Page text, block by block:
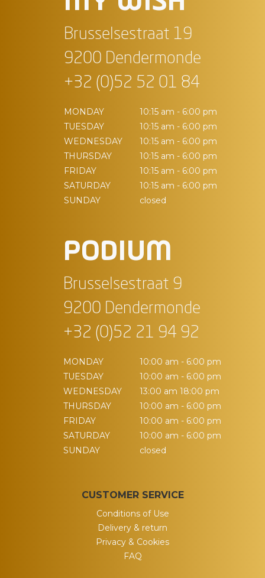
Brusselsestraat 19
9200 Dendermonde
+32 (0)52 52 01 84
MONDAY
10:15 am - 6:00 pm
TUESDAY
10:15 am - 6:00 pm
WEDNESDAY
10:15 am - 6:00 pm
THURSDAY
10:15 am - 6:00 pm
FRIDAY
10:15 am - 6:00 pm
SATURDAY
10:15 am - 6:00 pm
SUNDAY
closed
PODIUM
Brusselsestraat 9
9200 Dendermonde
+32 (0)52 21 94 92
MONDAY
10:00 am - 6:00 pm
TUESDAY
10:00 am - 6:00 pm
WEDNESDAY
13:00 am 18:00 pm
THURSDAY
10:00 am - 6:00 pm
FRIDAY
10:00 am - 6:00 pm
SATURDAY
10:00 am - 6:00 pm
SUNDAY
closed
CUSTOMER SERVICE
Conditions of Use
Delivery & return
Privacy & Cookies
FAQ